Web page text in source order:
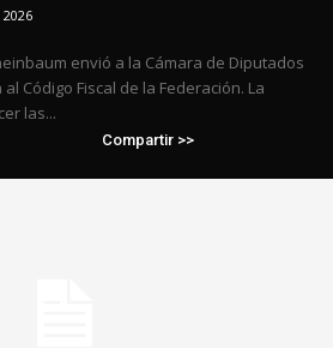
envió a la Cámara de Diputados
Código Fiscal de la Federación. La
las...
Compartir >>